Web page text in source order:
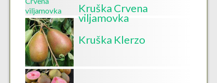
Kruška Crvena
viljamovka
Kruška Klerzo